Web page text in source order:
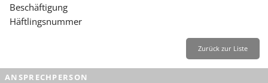
SERVICE
Leichte Sprache
Beschäftigung
Häftlingsnummer
Zurück zur Liste
ANSPRECHPERSON